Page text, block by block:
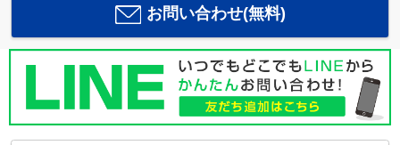
お問い合わせ(無料)